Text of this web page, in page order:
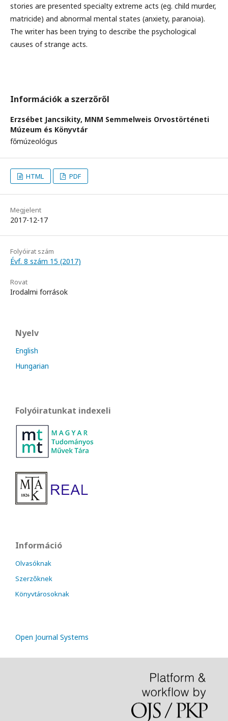
stories are presented specialty extreme acts (eg. child murder,
matricide) and abnormal mental states (anxiety, paranoia).
The writer has been trying to describe the psychological
causes of strange acts.
Információk a szerzőről
Erzsébet Jancsikity, MNM Semmelweis Orvostörténeti
Múzeum és Könyvtár
főmúzeológus
HTML PDF
Megjelent
2017-12-17
Folyóirat szám
Évf. 8 szám 15 (2017)
Rovat
Irodalmi források
Nyelv
English
Hungarian
Folyóiratunkat indexeli
Információ
Olvasóknak
Szerzőknek
Könyvtárosoknak
Open Journal Systems